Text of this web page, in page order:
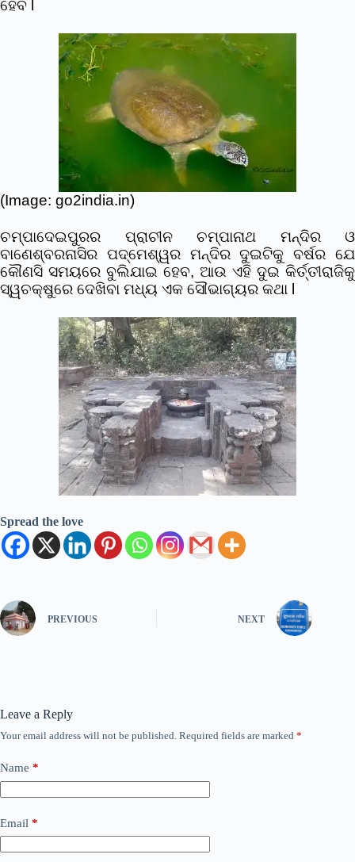
ହେବ l
(Image: go2india.in)
ଚମ୍ପାଦେଇପୁରର ପ୍ରାଚୀନ ଚମ୍ପାନାଥ ମନ୍ଦିର ଓ
ବାଣେଶ୍ବରନାସିର ପଦ୍ମେଶ୍ୱର ମନ୍ଦିର ଦୁଇଟିକୁ ବର୍ଷର ଯେ
କୌଣସି ସମୟରେ ବୁଲିଯାଇ ହେବ, ଆଉ ଏହି ଦୁଇ କିର୍ତ୍ତୀରାଜିକୁ
ସ୍ୱଚକ୍ଷୁରେ ଦେଖିବା ମଧ୍ୟ ଏକ ସୌଭାଗ୍ୟର କଥା l
Spread the love
PREVIOUS NEXT
Leave a Reply
Your email address will not be published. Required fields are marked *
Name *
Email *